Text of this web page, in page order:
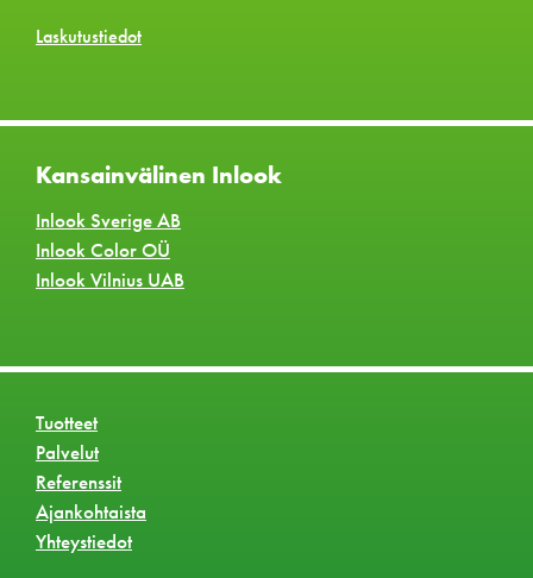
Laskutustiedot
Kansainvälinen Inlook
Inlook Sverige AB
Inlook Color OÜ
Inlook Vilnius UAB
Tuotteet
Palvelut
Referenssit
Ajankohtaista
Yhteystiedot